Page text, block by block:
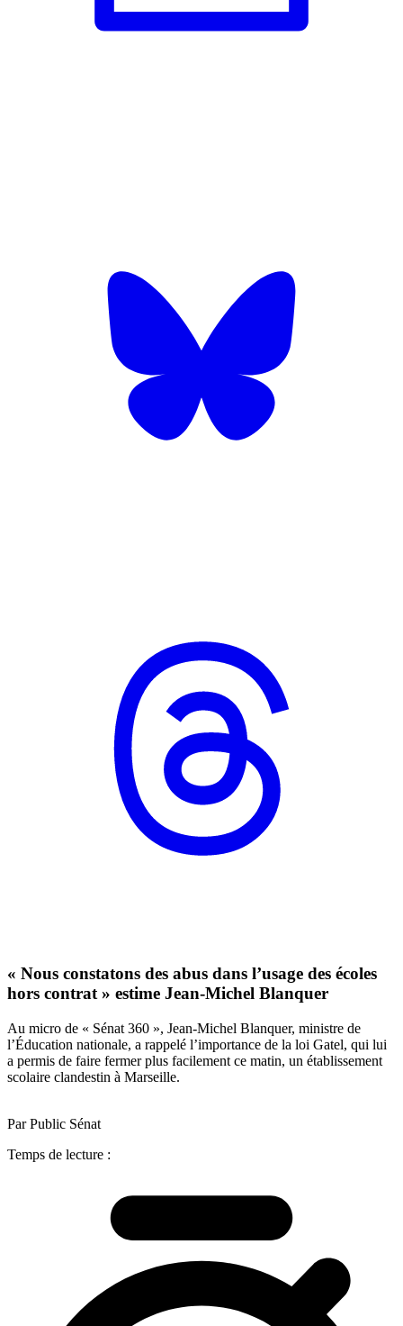
« Nous constatons des abus dans l’usage des écoles
hors contrat » estime Jean-Michel Blanquer
Au micro de « Sénat 360 », Jean-Michel Blanquer, ministre de
l’Éducation nationale, a rappelé l’importance de la loi Gatel, qui lui
a permis de faire fermer plus facilement ce matin, un établissement
scolaire clandestin à Marseille.
Par Public Sénat
Temps de lecture :